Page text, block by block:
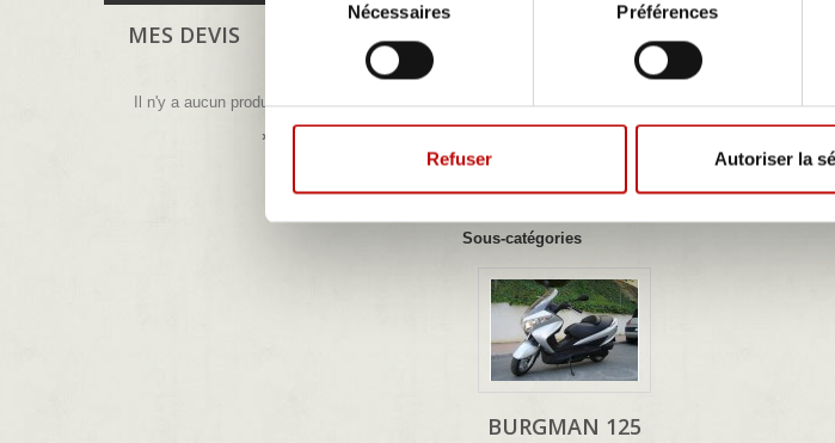
consentement
Nécessaires Préférences
Refuser Autoriser la
MES DEVIS
Il n'y a aucun produit dans votre devis
» Voir tous mes devis.
SUZUKI
Sous-catégories
BURGMAN 125